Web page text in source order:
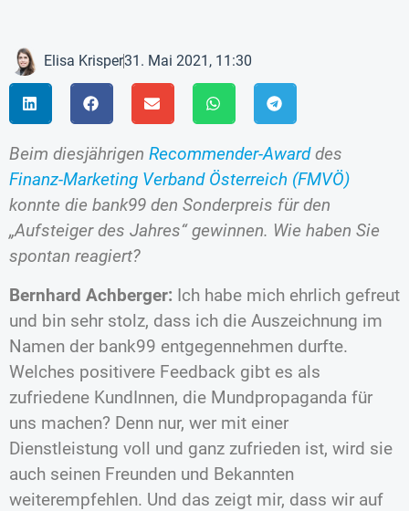
Elisa Krisper31. Mai 2021, 11:30
Beim diesjährigen Recommender-Awarddes
Finanz-Marketing Verband Österreich (FMVÖ)
konnte die bank99 den Sonderpreis für den
„Aufsteiger des Jahres“ gewinnen. Wie haben Sie
spontan reagiert?
Bernhard Achberger: Ich habe mich ehrlich gefreut
und bin sehr stolz, dass ich die Auszeichnung im
Namen der bank99 entgegennehmen durfte.
Welches positivere Feedback gibt es als
zufriedene KundInnen, die Mundpropaganda für
uns machen? Denn nur, wer mit einer
Dienstleistung voll und ganz zufrieden ist, wird sie
auch seinen Freunden und Bekannten
weiterempfehlen. Und das zeigt mir, dass wir auf